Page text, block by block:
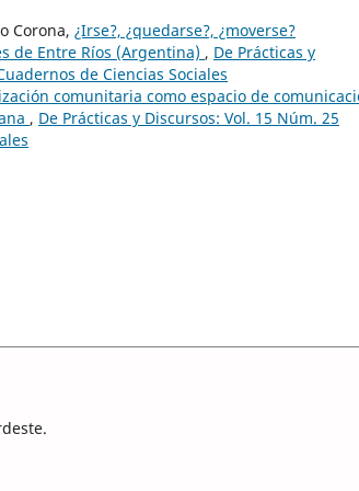
Corona, ¿Irse?, ¿quedarse?, ¿moverse?
de Entre Ríos (Argentina) , De Prácticas y
de Ciencias Sociales
comunitaria como espacio de
, De Prácticas y Discursos: Vol. 15 Núm. 25